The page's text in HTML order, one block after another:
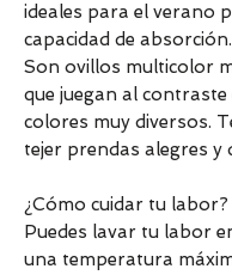
ideales para el verano
capacidad de absorción.
Son ovillos multicolor
que juegan al
colores muy diversos.
tejer prendas alegres y
¿Cómo cuidar tu labor?
Puedes lavar tu labor
una temperatura